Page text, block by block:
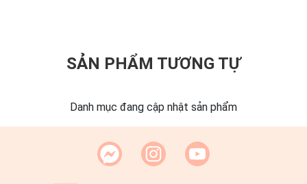
SẢN PHẨM TƯƠNG TỰ
Danh mục đang cập nhật sản phẩm